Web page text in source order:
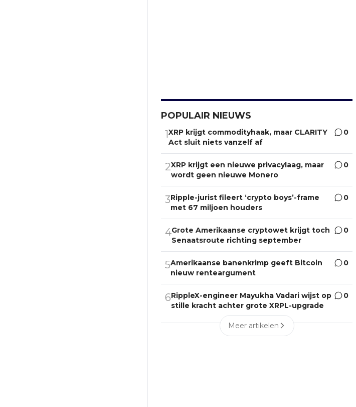
POPULAIR NIEUWS
1XRP krijgt commodityhaak, maar CLARITY
Act sluit niets vanzelf af
0
2XRP krijgt een nieuwe privacylaag, maar
wordt geen nieuwe Monero
0
3Ripple-jurist fileert ‘crypto boys’-frame
met 67 miljoen houders
0
4Grote Amerikaanse cryptowet krijgt toch
Senaatsroute richting september
0
5Amerikaanse banenkrimp geeft Bitcoin
nieuw renteargument
0
6RippleX-engineer Mayukha Vadari wijst op
stille kracht achter grote XRPL-upgrade
0
Meer artikelen